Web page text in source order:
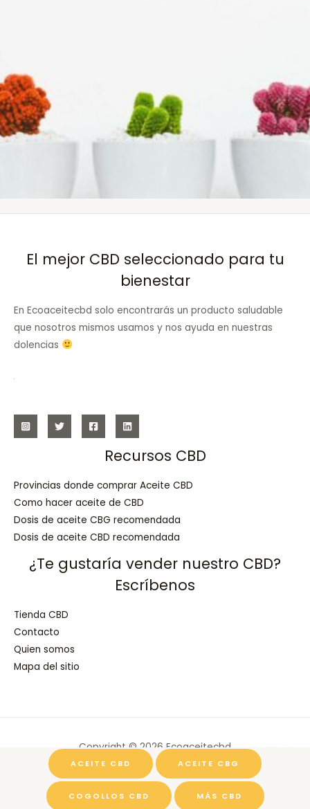
ACEITE CBD ACEITE CBG
COGOLLOS CBD MÁS CBD
El mejor CBD seleccionado para tu
bienestar
En Ecoaceitecbd solo encontrarás un producto saludable
que nosotros mismos usamos y nos ayuda en nuestras
dolencias
Recursos CBD
Provincias donde comprar Aceite CBD
Como hacer aceite de CBD
Dosis de aceite CBG recomendada
Dosis de aceite CBD recomendada
¿Te gustaría vender nuestro CBD?
Escríbenos
Tienda CBD
Contacto
Quien somos
Mapa del sitio
Copyright © 2026 Ecoaceitecbd
Powered by Ecoaceitecbd